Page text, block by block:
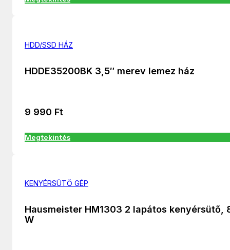
HDD/SSD HÁZ
HDDE35200BK 3,5″ merev lemez ház
9 990 Ft
Megtekintés
KENYÉRSÜTŐ GÉP
Hausmeister HM1303 2 lapátos kenyérsütő,
W